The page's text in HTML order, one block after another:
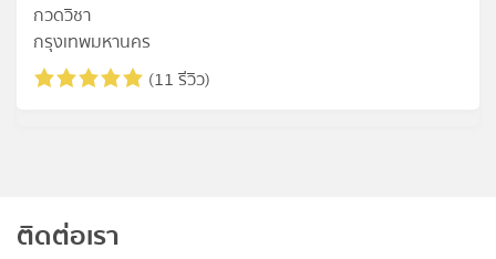
กวดวิชา
กรุงเทพมหานคร
(11 รีวิว)
ติดต่อเรา